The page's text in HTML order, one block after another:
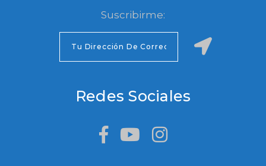
Suscribirme:
Redes Sociales